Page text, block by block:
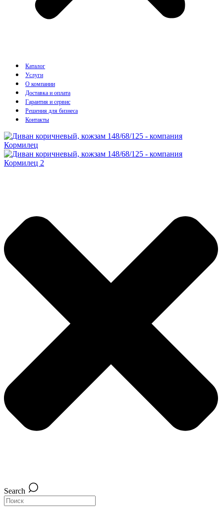
Каталог
Услуги
О компании
Доставка и оплата
Гарантия и сервис
Решения для бизнеса
Контакты
Search